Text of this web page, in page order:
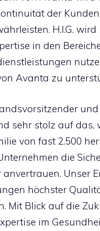
der
H.I.G.
in den
Avanta zu
sehr stolz auf
von fast 2.500
die
anvertrauen. Unser
höchster
Mit Blick auf die
im